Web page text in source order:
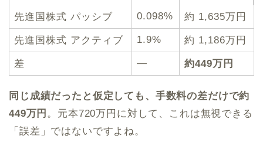
先進国株式 パッシブ 0.098% 約 1,635万円
先進国株式 アクティブ 1.9% 約 1,186万円
差 — 約449万円
同じ成績だったと仮定しても、手数料の差だけで約
449万円 。元本720万円に対して、これは無視できる
「誤差」ではないですよね。